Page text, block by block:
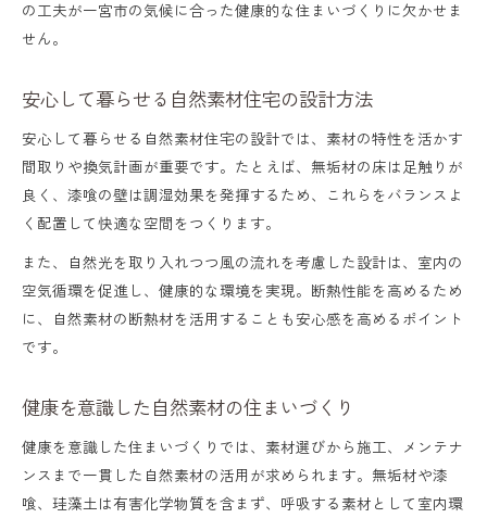
の工夫が一宮市の気候に合った健康的な住まいづくりに欠かせま
せん。
安心して暮らせる自然素材住宅の設計方法
安心して暮らせる自然素材住宅の設計では、素材の特性を活かす
間取りや換気計画が重要です。たとえば、無垢材の床は足触りが
良く、漆喰の壁は調湿効果を発揮するため、これらをバランスよ
く配置して快適な空間をつくります。
また、自然光を取り入れつつ風の流れを考慮した設計は、室内の
空気循環を促進し、健康的な環境を実現。断熱性能を高めるため
に、自然素材の断熱材を活用することも安心感を高めるポイント
です。
健康を意識した自然素材の住まいづくり
健康を意識した住まいづくりでは、素材選びから施工、メンテナ
ンスまで一貫した自然素材の活用が求められます。無垢材や漆
喰、珪藻土は有害化学物質を含まず、呼吸する素材として室内環